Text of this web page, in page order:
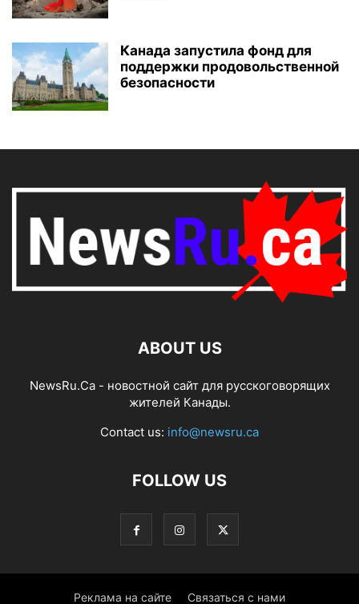
Канада запустила фонд для
поддержки продовольственной
безопасности
ABOUT US
NewsRu.Ca - новостной сайт для русскоговорящих
жителей Канады.
Contact us: info@newsru.ca
FOLLOW US
Реклама на сайте Связаться с нами